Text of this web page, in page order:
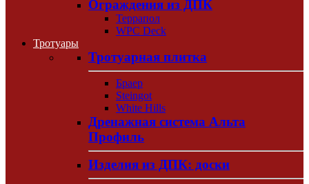
Ограждения из ДПК
Террапол
WPC Deck
Тротуары
Тротуарная плитка
Браер
Steingot
White Hills
Дренажная система Альта
Профиль
Изделия из ДПК: доски